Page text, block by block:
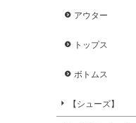
アウター
トップス
ボトムス
【シューズ】